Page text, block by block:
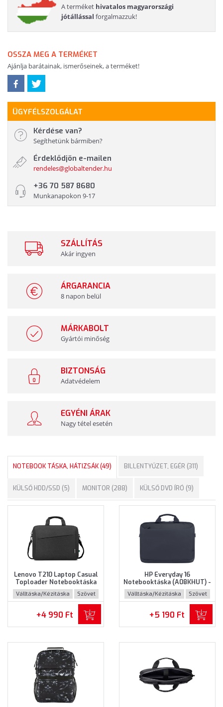
A terméket hivatalos magyarországi
jótállással forgalmazzuk!
OSSZA MEG A TERMÉKET
Ajánlja barátainak, ismerőseinek, a terméket!
ÜGYFÉLSZOLGÁLAT
Kérdése van?
Segíthetünk bármiben?
Érdeklődjön e-mailen
rendeles@globaltender.hu
+36 70 587 8680
Munkanapokon 9-17
SZÁLLÍTÁS
Akár ingyen
ÁRGARANCIA
8 napon belül
MÁRKABOLT
Gyártói minőség
BIZTONSÁG
Adatvédelem
EGYÉNI ÁRAK
Nagy tétel esetén
NOTEBOOK TÁSKA, HÁTIZSÁK (49) BILLENTYŰZET, EGÉR (311)
KÜLSŐ HDD/SSD (5) MONITOR (288) KÜLSŐ DVD ÍRÓ (9)
Lenovo T210 Laptop Casual
Toploader Notebooktáska
(GX41L83769) - Maximum
15.6" méretű notebookokhoz
- Fekete színben
Válltáska/Kézitáska Szövet
+4 990 Ft
HP Everyday 16
Notebooktáska (A08KHUT) -
Maximum 16" méretű
notebookokhoz - Szürke
színben
Válltáska/Kézitáska Szövet
+5 190 Ft